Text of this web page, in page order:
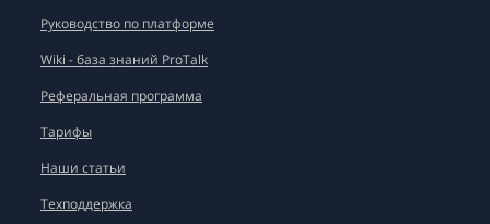
Руководство по платформе
Wiki - база знаний ProTalk
Реферальная программа
Тарифы
Наши статьи
Техподдержка